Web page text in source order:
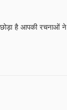
छोड़ा है आपकी रचनाओं ने